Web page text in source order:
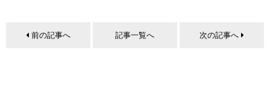
前の記事へ 記事一覧へ 次の記事へ